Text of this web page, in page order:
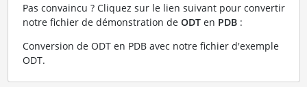
Pas convaincu ? Cliquez sur le lien suivant pour convertir
notre fichier de démonstration de ODTen PDB:
Conversion de ODT en PDB avec notre fichier d'exemple
ODT.